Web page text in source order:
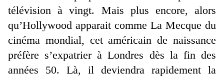
télévision à vingt. Mais plus encore, alors
qu’Hollywood apparait comme La Mecque du
cinéma mondial, cet américain de naissance
préfère s’expatrier à Londres dès la fin des
années 50. Là, il deviendra rapidement la